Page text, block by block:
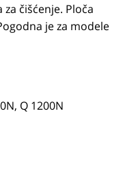
čišćenje. Ploča
je za modele
Q 1200N